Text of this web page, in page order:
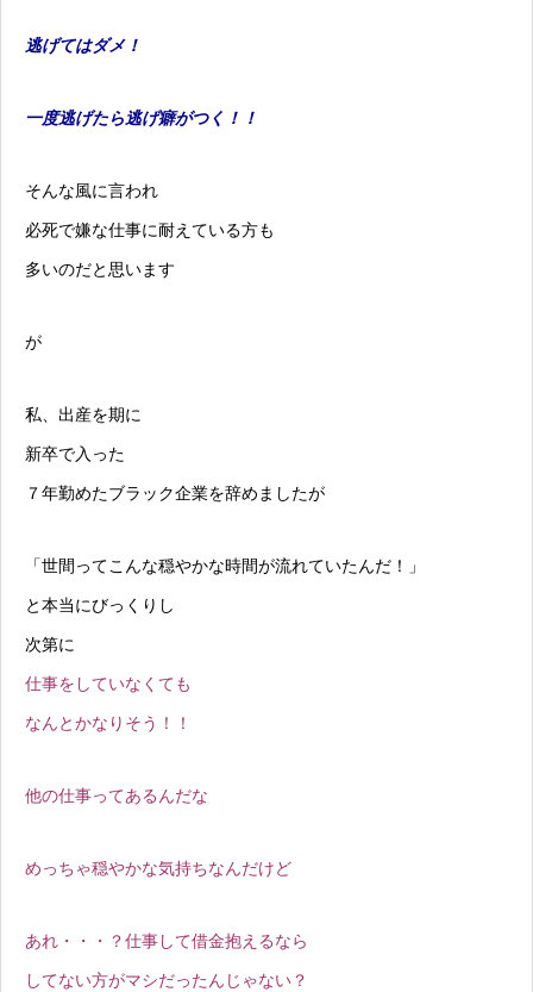
逃げてはダメ！
一度逃げたら逃げ癖がつく！！
そんな風に言われ
必死で嫌な仕事に耐えている方も
多いのだと思います
が
私、出産を期に
新卒で入った
７年勤めたブラック企業を辞めましたが
「世間ってこんな穏やかな時間が流れていたんだ！」
と本当にびっくりし
次第に
仕事をしていなくても
なんとかなりそう！！
他の仕事ってあるんだな
めっちゃ穏やかな気持ちなんだけど
あれ・・・？仕事して借金抱えるなら
してない方がマシだったんじゃない？